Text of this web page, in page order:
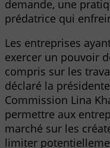
demande, une
prédatrice qui
Les entreprises
exercer un pouvoir
compris sur les
déclaré la
Commission Lina
permettre aux
marché sur les
limiter